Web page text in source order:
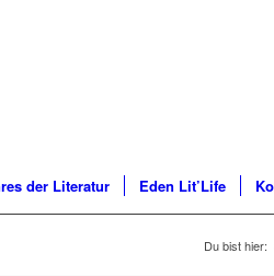
der Literatur Eden Lit’Life
Du bist hier: